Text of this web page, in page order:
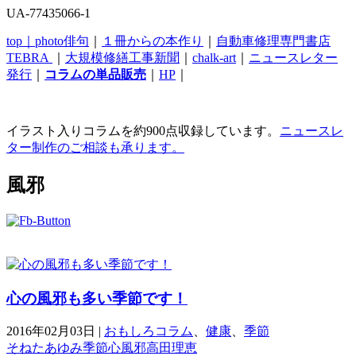
UA-77435066-1
top｜ photo俳句 １冊からの本作り
自動車修理専門書店
TEBRA
大規模修繕工事新聞 chalk-art
ニュースレター
発行
コラムの単品販売 HP
イラスト入りコラムを約900点収録しています。 ニュースレ
ター制作のご相談も承ります。
風邪
心の風邪も多い季節です！
2016年02月03日 | おもしろコラム 健康
季節
そねたあゆみ季節心風邪高田理恵